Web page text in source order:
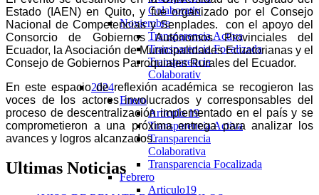
Colaborativ
Noviembre
Transparencia Activa
Transparencia Focalizada
Transparencia
Colaborativ
2024
Enero
Articulo 19
Transparencia Activa
Transparencia
Colaborativa
Transparencia Focalizada
Febrero
Articulo19
Estado (IAEN) en Quito, y fue organizado por el Consejo
Nacional de Competencias y Senplades. con el apoyo del
Consorcio de Gobiernos Autónomos Provinciales del
Ecuador, la Asociación de Municipalidades Ecuatorianas y el
Consejo de Gobiernos Parroquiales Rurales del Ecuador.
En este espacio de reflexión académica se recogieron las
voces de los actores involucrados y corresponsables del
proceso de descentralización implementado en el país y se
comprometieron a una próxima entrega para analizar los
avances y logros alcanzados.
Ultimas Noticias